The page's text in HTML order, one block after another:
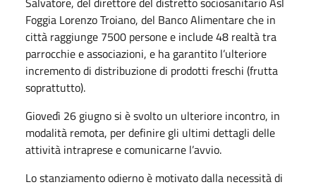
Foggia Lorenzo Troiano, del Banco Alimentare che in
città raggiunge 7500 persone e include 48 realtà tra
parrocchie e associazioni, e ha garantito l’ulteriore
incremento di distribuzione di prodotti freschi (frutta
soprattutto).
Giovedì 26 giugno si è svolto un ulteriore incontro, in
modalità remota, per definire gli ultimi dettagli delle
attività intraprese e comunicarne l’avvio.
Lo stanziamento odierno è motivato dalla necessità di